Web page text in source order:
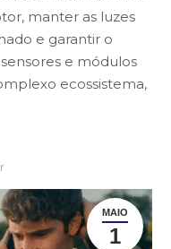
manter as luzes
e garantir o
e módulos
ecossistema,
MAIO
1